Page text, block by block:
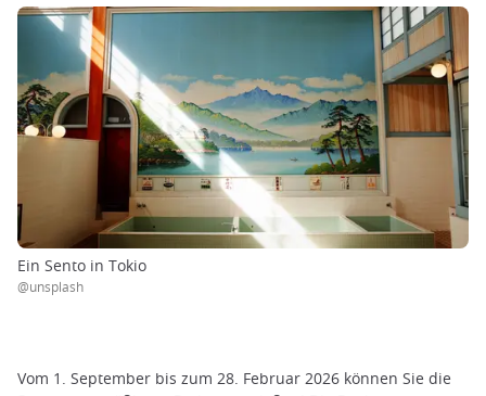
Ein Sento in Tokio
@unsplash
Vom 1. September bis zum 28. Februar 2026 können Sie die